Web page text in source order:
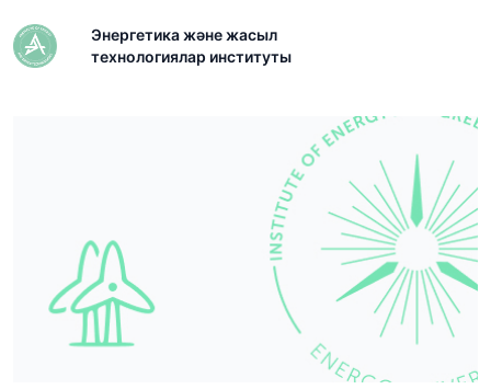
Энергетика және жасыл
технологиялар институты